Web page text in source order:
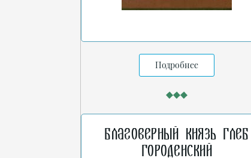
Подробнее
Благоверный князь Глеб
Городенский